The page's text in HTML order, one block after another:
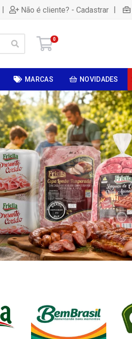
| Não é cliente? - Cadastrar |
0
MARCAS NOVIDADES